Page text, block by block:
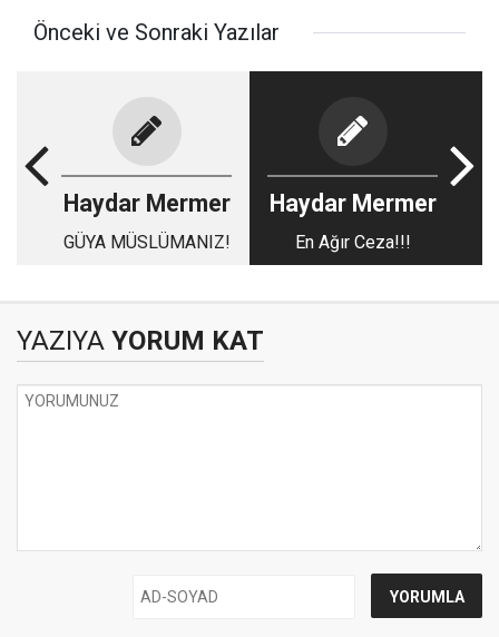
Önceki ve Sonraki Yazılar
Haydar Mermer
GÜYA MÜSLÜMANIZ!
Haydar Mermer
En Ağır Ceza!!!
YAZIYA YORUM KAT